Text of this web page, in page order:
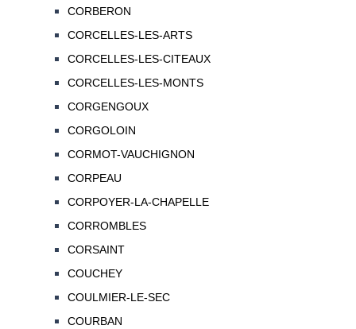
CORBERON
CORCELLES-LES-ARTS
CORCELLES-LES-CITEAUX
CORCELLES-LES-MONTS
CORGENGOUX
CORGOLOIN
CORMOT-VAUCHIGNON
CORPEAU
CORPOYER-LA-CHAPELLE
CORROMBLES
CORSAINT
COUCHEY
COULMIER-LE-SEC
COURBAN